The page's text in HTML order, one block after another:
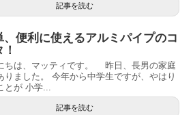
記事を読む
、便利に使えるアルミパイプのコ
ちは、マッティです。 昨日、長男の家庭
りました。 今年から中学生ですが、やはり
とが 小学...
記事を読む